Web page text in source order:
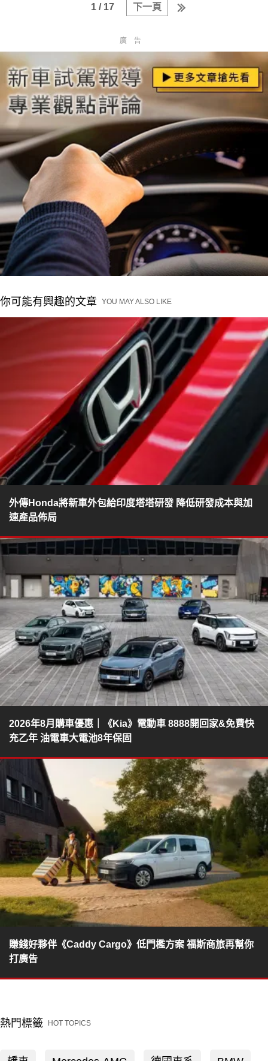
1 / 17 下一頁
廣告
你可能有興趣的文章 YOU MAY ALSO LIKE
外傳Honda將新車外包給印度塔塔研發 降低研發成本與加
速產品佈局
2026年8月購車優惠｜《Kia》電動車 8888開回家&免費快
充乙年 油電車大電池8年保固
賺錢好夥伴《Caddy Cargo》低門檻方案 福斯商旅再幫你
打廣告
熱門標籤 HOT TOPICS